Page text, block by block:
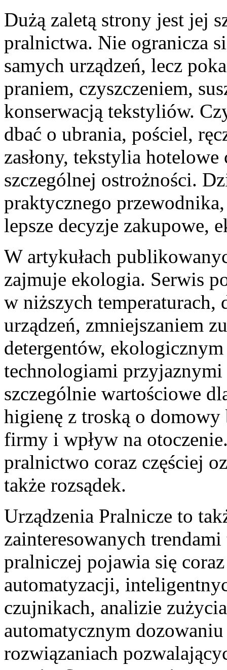
Dużą zaletą strony jest jej
pralnictwa. Nie ogranicza
samych urządzeń, lecz
praniem, czyszczeniem,
konserwacją tekstyliów.
dbać o ubrania, pościel,
zasłony, tekstylia
szczególnej ostrożności.
praktycznego
lepsze decyzje zakupowe,
W artykułach
zajmuje ekologia. Serwis
w niższych temperaturach,
urządzeń, zmniejszaniem
detergentów,
technologiami
szczególnie wartościowe
higienę z troską o
firmy i wpływ na
pralnictwo coraz częściej
także rozsądek.
Urządzenia Pralnicze to
zainteresowanych
pralniczej pojawia się
automatyzacji,
czujnikach, analizie
automatycznym
rozwiązaniach